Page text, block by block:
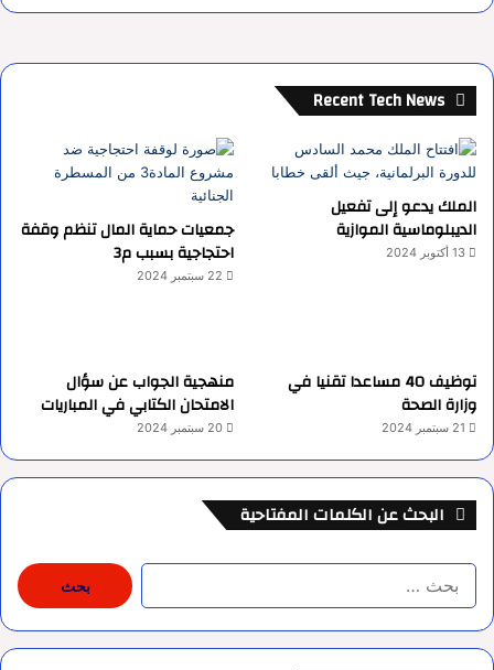
Recent Tech News
الملك يدعو إلى تفعيل
الديبلوماسية الموازية
13 أكتوبر 2024
جمعيات حماية المال تنظم وقفة
احتجاجية بسبب م3
22 سبتمبر 2024
توظيف 40 مساعدا تقنيا في
وزارة الصحة
21 سبتمبر 2024
منهجية الجواب عن سؤال
الامتحان الكتابي في المباريات
20 سبتمبر 2024
البحث عن الكلمات المفتاحية
البحث
عن: